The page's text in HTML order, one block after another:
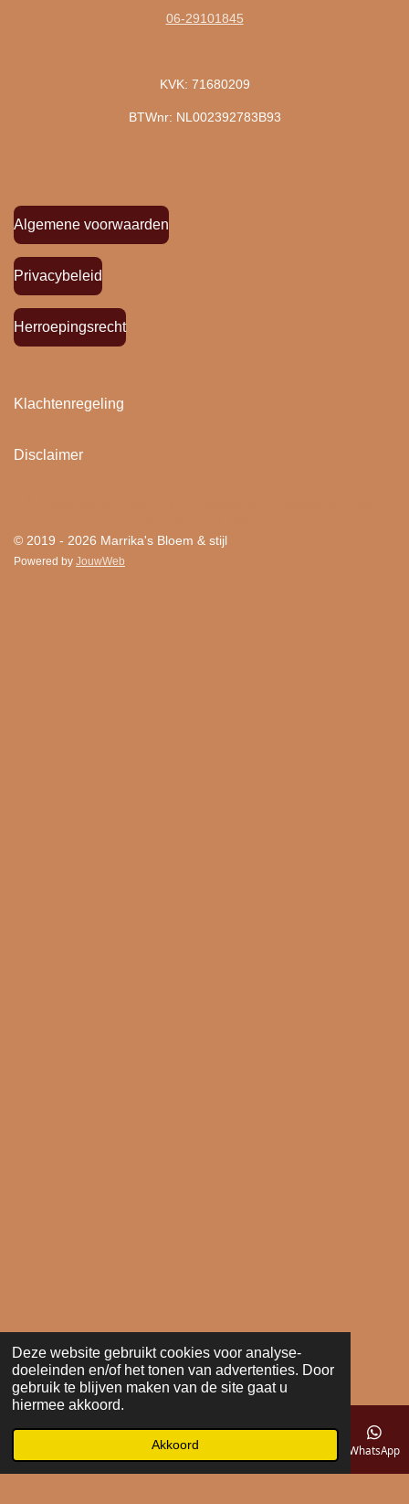
Deze website gebruikt cookies voor analyse-
doeleinden en/of het tonen van advertenties. Door
gebruik te blijven maken van de site gaat u
hiermee akkoord.
Akkoord
06-29101845
KVK: 71680209
BTWnr: NL002392783B93
Algemene voorwaarden
Privacybeleid
Herroepingsrecht
Klachtenregeling
Disclaimer
© 2019 - 2026 Marrika's Bloem & stijl
Powered by JouwWeb
Telefoonnummer WhatsApp